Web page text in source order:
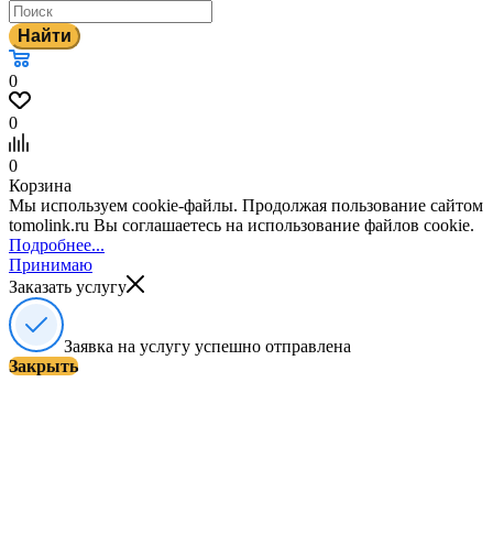
Найти
0
0
0
Корзина
Мы используем cookie-файлы. Продолжая пользование сайтом
tomolink.ru Вы соглашаетесь на использование файлов cookie.
Подробнее...
Принимаю
Заказать услугу
Заявка на услугу успешно отправлена
Закрыть